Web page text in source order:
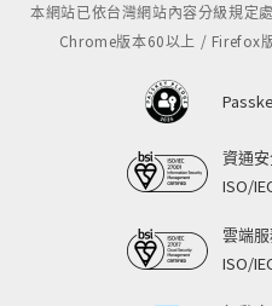
本網站已依台灣網站內容分級規定
Chrome版本60以上 / Firefox
資通
ISO/
雲端
ISO/